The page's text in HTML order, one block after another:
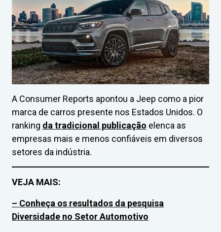
A Consumer Reports apontou a Jeep como a pior
marca de carros presente nos Estados Unidos. O
ranking da tradicional publicação elenca as
empresas mais e menos confiáveis em diversos
setores da indústria.
VEJA MAIS:
– Conheça os resultados da pesquisa
Diversidade no Setor Automotivo